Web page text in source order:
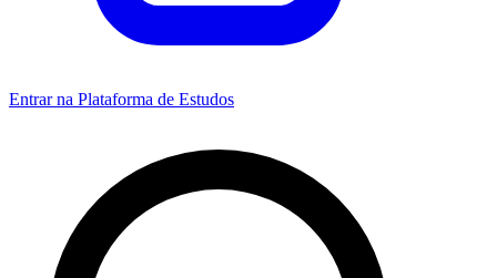
Entrar na Plataforma de Estudos